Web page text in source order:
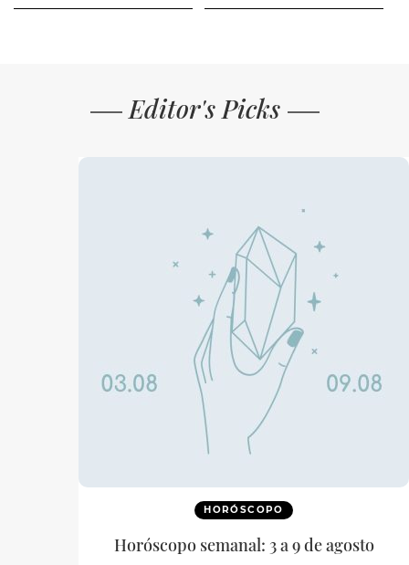
Editor's Picks
HORÓSCOPO
Horóscopo semanal: 3 a 9 de agosto